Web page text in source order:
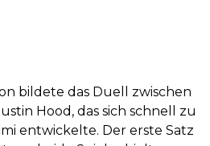
bildete das Duell zwischen
Hood, das sich schnell zu
entwickelte. Der erste Satz